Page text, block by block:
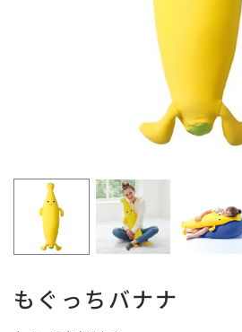
もぐっちバナナ